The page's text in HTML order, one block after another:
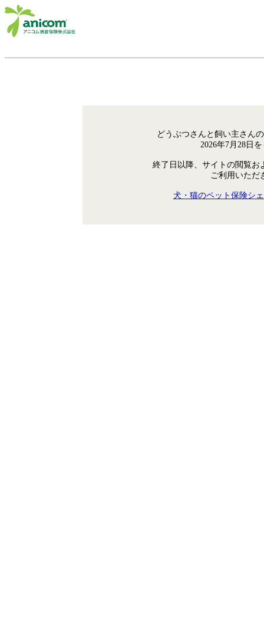
どうぶつさんと飼い主さん
2026年7月28日
終了日以降、サイトの閲覧お
ご利用いただ
犬・猫のペット保険シ